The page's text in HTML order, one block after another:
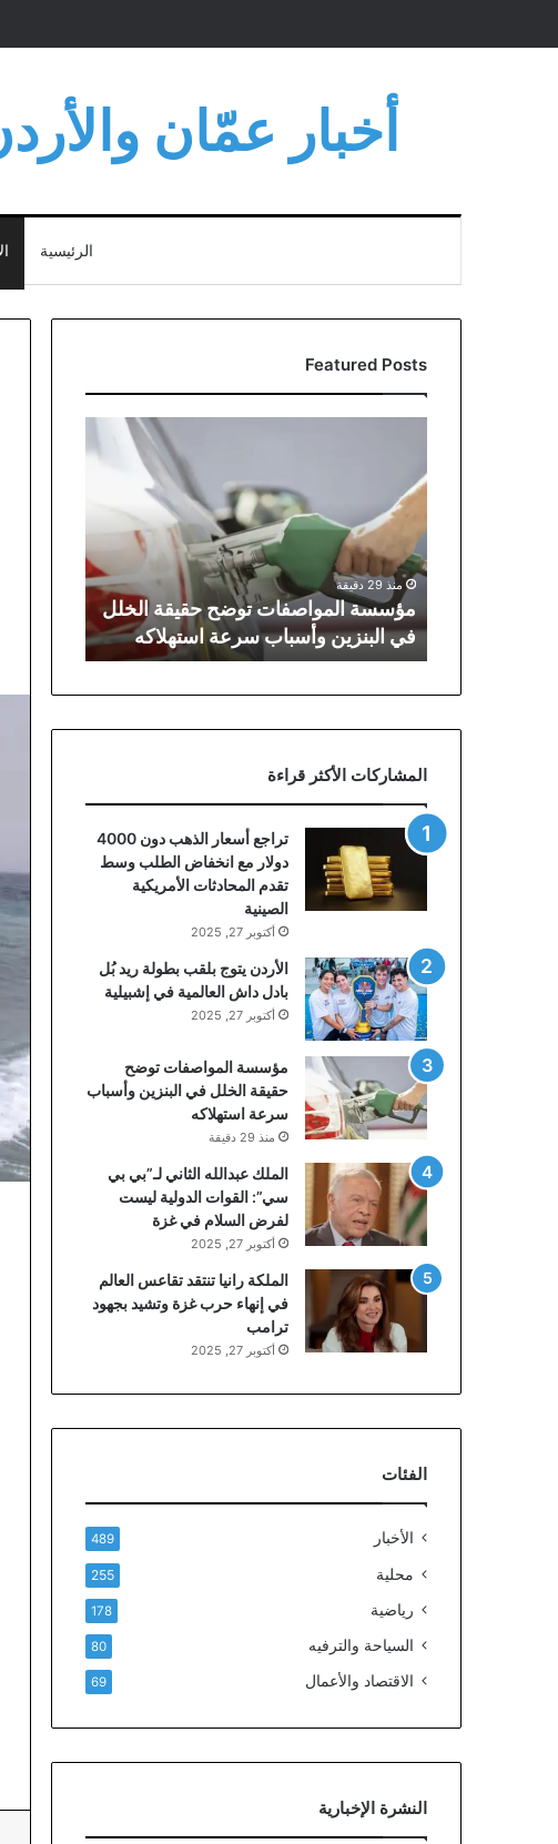
أخبار عمّان
الرئيسية
Featured Posts
توضح
حقيقة
في
البنزين
وأسباب
سرعة
استهلاكه
منذ 29 دقيقة
مؤسسة المواصفات توضح حقيقة الخلل
في البنزين وأسباب سرعة استهلاكه
المشاركات الأكثر قراءة
تراجع أسعار الذهب دون 4000
دولار مع انخفاض الطلب وسط
تقدم المحادثات الأمريكية
الصينية
أكتوبر 27, 2025
الأردن يتوج بلقب بطولة ريد بُل
بادل داش العالمية في إشبيلية
أكتوبر 27, 2025
مؤسسة المواصفات توضح
حقيقة الخلل في البنزين وأسباب
سرعة استهلاكه
منذ 29 دقيقة
الملك عبدالله الثاني لـ”بي بي
سي”: القوات الدولية ليست
لفرض السلام في غزة
أكتوبر 27, 2025
الملكة رانيا تنتقد تقاعس العالم
في إنهاء حرب غزة وتشيد بجهود
ترامب
أكتوبر 27, 2025
الفئات
الأخبار 489
محلية 255
رياضية 178
السياحة والترفيه 80
الاقتصاد والأعمال 69
النشرة الإخبارية